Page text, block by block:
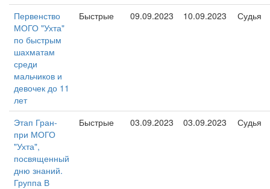
Первенство
МОГО "Ухта"
по быстрым
шахматам
среди
мальчиков и
девочек до 11
лет
Быстрые 09.09.2023 10.09.2023 Судья
Этап Гран-
при МОГО
"Ухта",
посвященный
дню знаний.
Группа В
Быстрые 03.09.2023 03.09.2023 Судья